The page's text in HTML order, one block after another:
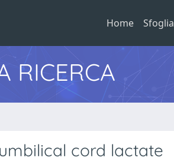
Home Sfoglia
RICERCA
cord lactate